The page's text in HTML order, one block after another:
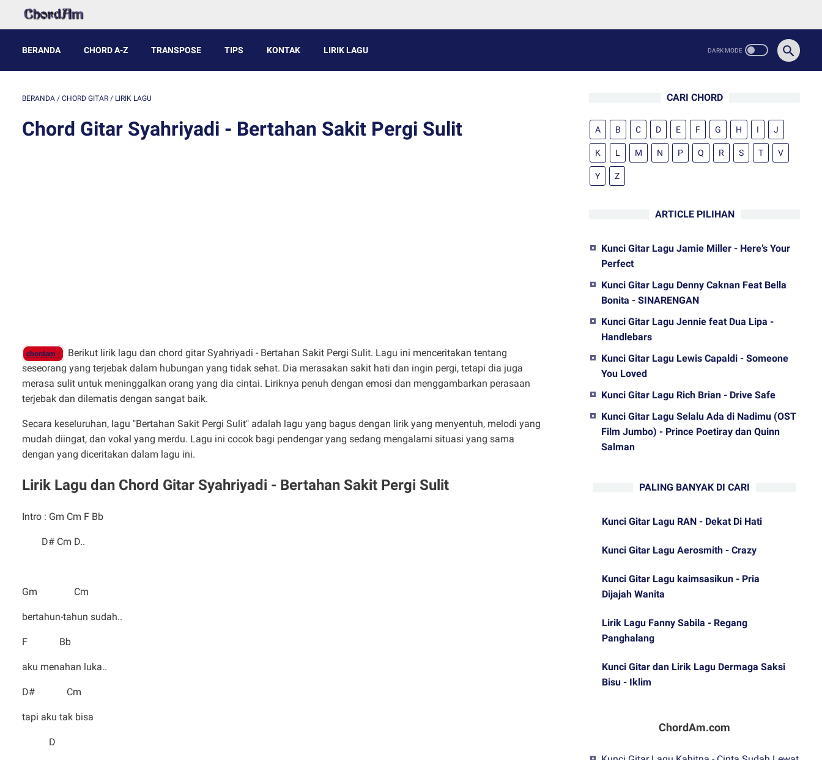
BERANDA CHORD A-Z TRANSPOSE TIPS KONTAK LIRIK LAGU
BERANDA / CHORD GITAR / LIRIK LAGU
Chord Gitar Syahriyadi - Bertahan Sakit Pergi Sulit
chordam -
Berikut lirik lagu dan chord gitar Syahriyadi - Bertahan Sakit Pergi Sulit. Lagu ini menceritakan tentang
seseorang yang terjebak dalam hubungan yang tidak sehat. Dia merasakan sakit hati dan ingin pergi, tetapi dia juga
merasa sulit untuk meninggalkan orang yang dia cintai. Liriknya penuh dengan emosi dan menggambarkan perasaan
terjebak dan dilematis dengan sangat baik.
Secara keseluruhan, lagu "Bertahan Sakit Pergi Sulit" adalah lagu yang bagus dengan lirik yang menyentuh, melodi yang
mudah diingat, dan vokal yang merdu. Lagu ini cocok bagi pendengar yang sedang mengalami situasi yang sama
dengan yang diceritakan dalam lagu ini.
Lirik Lagu dan Chord Gitar Syahriyadi - Bertahan Sakit Pergi Sulit
Intro : Gm Cm F Bb
D# Cm D..
Gm Cm
bertahun-tahun sudah..
F Bb
aku menahan luka..
D# Cm
tapi aku tak bisa
D
CARI CHORD
A B C D E F G H I J
K L M N P Q R S T V
Y Z
ARTICLE PILIHAN
Kunci Gitar Lagu Jamie Miller - Here’s Your
Perfect
Kunci Gitar Lagu Denny Caknan Feat Bella
Bonita - SINARENGAN
Kunci Gitar Lagu Jennie feat Dua Lipa -
Handlebars
Kunci Gitar Lagu Lewis Capaldi - Someone
You Loved
Kunci Gitar Lagu Rich Brian - Drive Safe
Kunci Gitar Lagu Selalu Ada di Nadimu (OST
Film Jumbo) - Prince Poetiray dan Quinn
Salman
PALING BANYAK DI CARI
Kunci Gitar Lagu RAN - Dekat Di Hati
Kunci Gitar Lagu Aerosmith - Crazy
Kunci Gitar Lagu kaimsasikun - Pria
Dijajah Wanita
Lirik Lagu Fanny Sabila - Regang
Panghalang
Kunci Gitar dan Lirik Lagu Dermaga Saksi
Bisu - Iklim
ChordAm.com